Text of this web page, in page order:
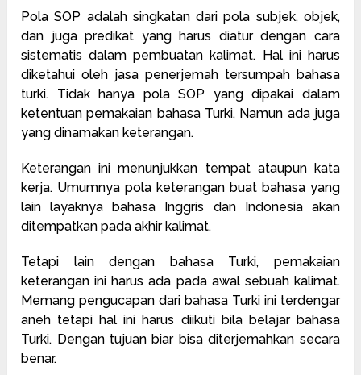
Pola SOP adalah singkatan dari pola subjek, objek,
dan juga predikat yang harus diatur dengan cara
sistematis dalam pembuatan kalimat. Hal ini harus
diketahui oleh jasa penerjemah tersumpah bahasa
turki. Tidak hanya pola SOP yang dipakai dalam
ketentuan pemakaian bahasa Turki, Namun ada juga
yang dinamakan keterangan.
Keterangan ini menunjukkan tempat ataupun kata
kerja. Umumnya pola keterangan buat bahasa yang
lain layaknya bahasa Inggris dan Indonesia akan
ditempatkan pada akhir kalimat.
Tetapi lain dengan bahasa Turki, pemakaian
keterangan ini harus ada pada awal sebuah kalimat.
Memang pengucapan dari bahasa Turki ini terdengar
aneh tetapi hal ini harus diikuti bila belajar bahasa
Turki. Dengan tujuan biar bisa diterjemahkan secara
benar.